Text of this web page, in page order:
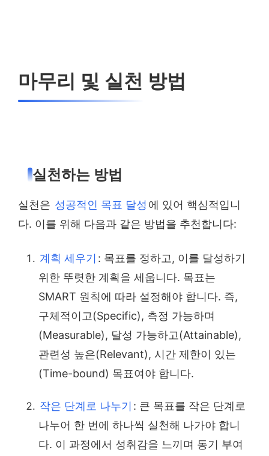
마무리 및 실천 방법
실천하는 방법
실천은 성공적인 목표 달성 에 있어 핵심적입니
다. 이를 위해 다음과 같은 방법을 추천합니다:
계획 세우기 : 목표를 정하고, 이를 달성하기
위한 뚜렷한 계획을 세웁니다. 목표는
SMART 원칙에 따라 설정해야 합니다. 즉,
구체적이고(Specific), 측정 가능하며
(Measurable), 달성 가능하고(Attainable),
관련성 높은(Relevant), 시간 제한이 있는
(Time-bound) 목표여야 합니다.
작은 단계로 나누기 : 큰 목표를 작은 단계로
나누어 한 번에 하나씩 실천해 나가야 합니
다. 이 과정에서 성취감을 느끼며 동기 부여